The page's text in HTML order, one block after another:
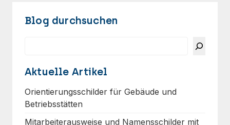
Blog durchsuchen
Aktuelle Artikel
Orientierungsschilder für Gebäude und
Betriebsstätten
Mitarbeiterausweise und Namensschilder mit